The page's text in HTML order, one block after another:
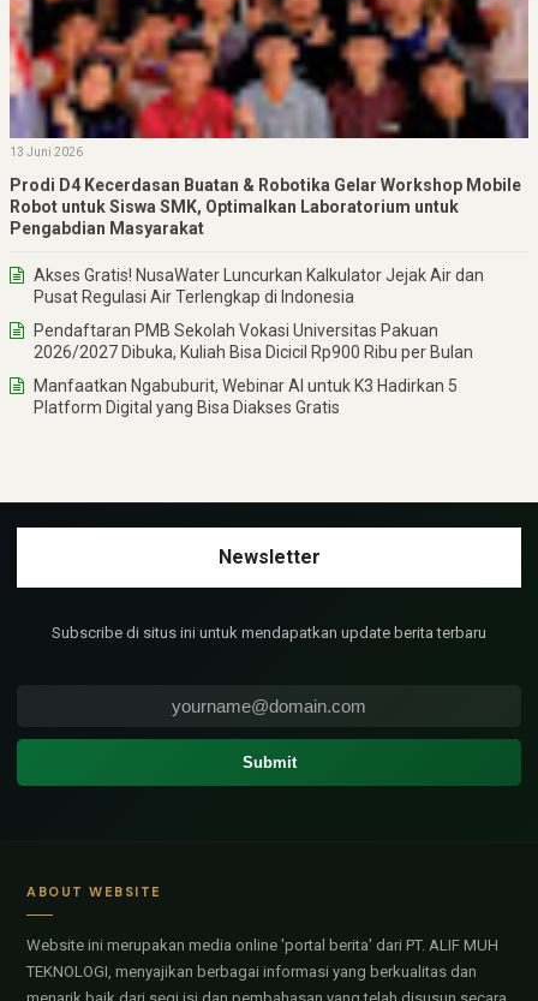
13 Juni 2026
Prodi D4 Kecerdasan Buatan & Robotika Gelar Workshop Mobile
Robot untuk Siswa SMK, Optimalkan Laboratorium untuk
Pengabdian Masyarakat
Akses Gratis! NusaWater Luncurkan Kalkulator Jejak Air dan
Pusat Regulasi Air Terlengkap di Indonesia
Pendaftaran PMB Sekolah Vokasi Universitas Pakuan
2026/2027 Dibuka, Kuliah Bisa Dicicil Rp900 Ribu per Bulan
Manfaatkan Ngabuburit, Webinar AI untuk K3 Hadirkan 5
Platform Digital yang Bisa Diakses Gratis
Subscribe di situs ini untuk mendapatkan update berita terbaru
ABOUT WEBSITE
Website ini merupakan media online 'portal berita' dari PT. ALIF MUH
TEKNOLOGI, menyajikan berbagai informasi yang berkualitas dan